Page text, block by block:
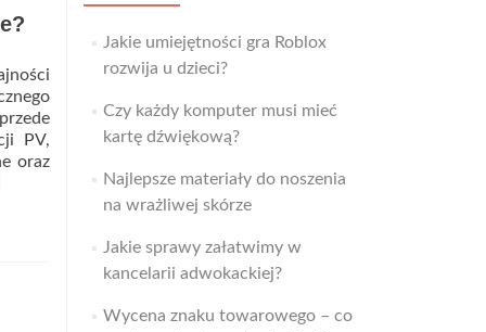
Niemiec
zachodniopomorskiego
–
sprawdź
dlaczego
warto!
PV,
oraz
Jakie umiejętności gra Roblox
rozwija u dzieci?
Czy każdy komputer musi mieć
kartę dźwiękową?
Najlepsze materiały do noszenia
na wrażliwej skórze
Jakie sprawy załatwimy w
kancelarii adwokackiej?
Wycena znaku towarowego – co